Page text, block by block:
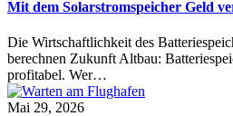
Mit dem Solarstromspeicher Geld
Die Wirtschaftlichkeit des
berechnen Zukunft Altbau:
profitabel. Wer…
Mai 29, 2026